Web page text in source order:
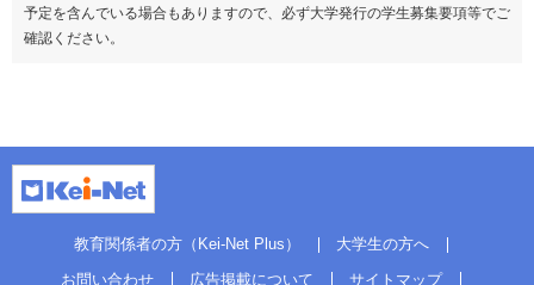
予定を含んでいる場合もありますので、必ず大学発行の学生募集要項等でご
確認ください。
教育関係者の方（Kei-Net Plus）
大学生の方へ
お問い合わせ
広告掲載について サイトマップ